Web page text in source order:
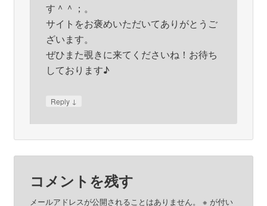
す＾＾；。
サイトをお褒めいただいてありがとうご
ざいます。
ぜひまた覗きに来てくださいね！お待ち
しております♪
Reply ↓
コメントを残す
メールアドレスが公開されることはありません。 ※ が付い